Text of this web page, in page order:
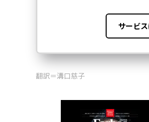
翻訳＝溝口慈子